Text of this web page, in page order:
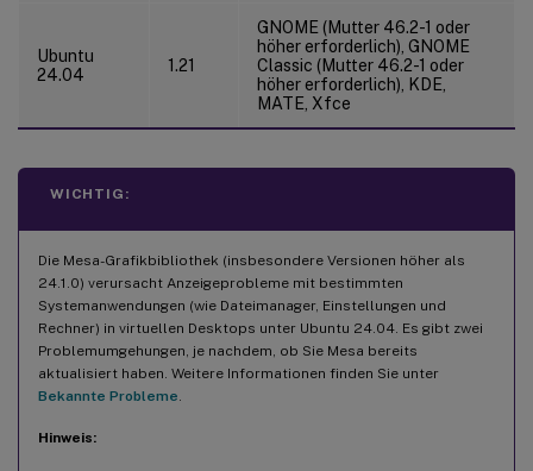
Ubuntu
24.04
1.21
GNOME (Mutter 46.2-1 oder
höher erforderlich), GNOME
Classic (Mutter 46.2-1 oder
höher erforderlich), KDE,
MATE, Xfce
WICHTIG:
Die Mesa-Grafikbibliothek (insbesondere Versionen höher als
24.1.0) verursacht Anzeigeprobleme mit bestimmten
Systemanwendungen (wie Dateimanager, Einstellungen und
Rechner) in virtuellen Desktops unter Ubuntu 24.04. Es gibt zwei
Problemumgehungen, je nachdem, ob Sie Mesa bereits
aktualisiert haben. Weitere Informationen finden Sie unter
Bekannte Probleme
Hinweis: